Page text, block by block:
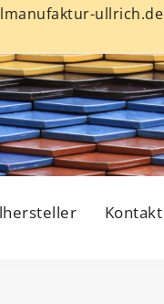
ullrich.de
Kontakt